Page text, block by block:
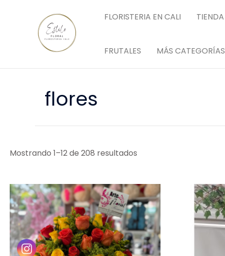
contenido
FLORISTERIA EN CALI TIENDA
FRUTALES MÁS CATEGORÍAS
flores
Mostrando 1–12 de 208 resultados